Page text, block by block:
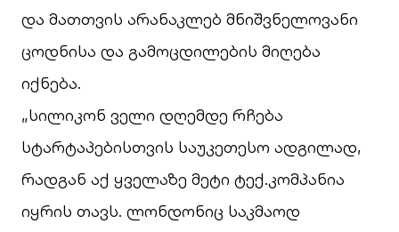
და მათთვის არანაკლებ მნიშვნელოვანი
ცოდნისა და გამოცდილების მიღება
იქნება.
„სილიკონ ველი დღემდე რჩება
სტარტაპებისთვის საუკეთესო ადგილად,
რადგან აქ ყველაზე მეტი ტექ.კომპანია
იყრის თავს. ლონდონიც საკმაოდ